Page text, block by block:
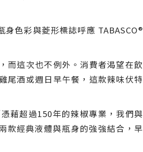
色彩與菱形標誌呼應 TABASCO®
而這次也不例外。消費者渴望在飲
尾酒或週日早午餐，這款辣味伏特
藉超過150年的辣椒專業，我們與
款經典液體與瓶身的強強結合，早